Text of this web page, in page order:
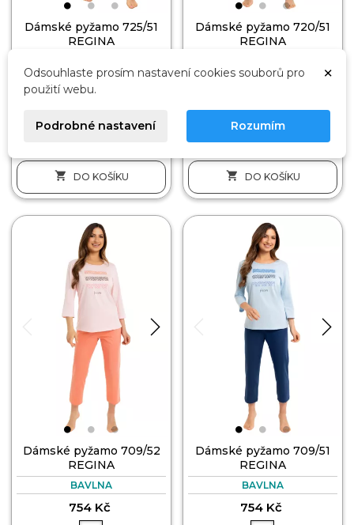
Dámské pyžamo 725/51
REGINA
939 Kč
 DO KOŠÍKU
Dámské pyžamo 720/51
REGINA
L
 DO KOŠÍKU
Dámské pyžamo 709/52
REGINA
BAVLNA
754 Kč
Dámské pyžamo 709/51
REGINA
BAVLNA
754 Kč
×
Odsouhlaste prosím nastavení cookies souborů pro
použití webu.
Podrobné nastavení Rozumím